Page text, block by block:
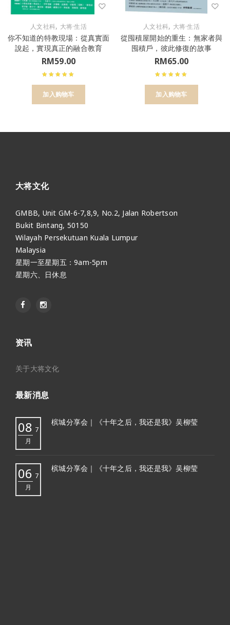
人文社科, 大将·生活
你不知道的特教現場：從真實面
說起，實現真正的融合教育
RM59.00
加入购物车
人文社科, 大将·生活
從囤積屋開始的重生：無家者與
囤積戶，彼此修復的故事
RM65.00
加入购物车
大将文化
GMBB, Unit GM-6-7,8,9, No.2, Jalan Robertson
Bukit Bintang, 50150
Wilayah Persekutuan Kuala Lumpur
Malaysia
星期一至星期五：9am-5pm
星期六、日休息
资讯
关于大将文化
最新消息
08 7
月
槟城分享会｜《十年之后，我还是我》吴柳莹
06 7
月
槟城分享会｜《十年之后，我还是我》吴柳莹